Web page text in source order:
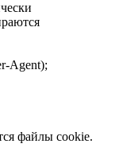
Agent);
файлы cookie.